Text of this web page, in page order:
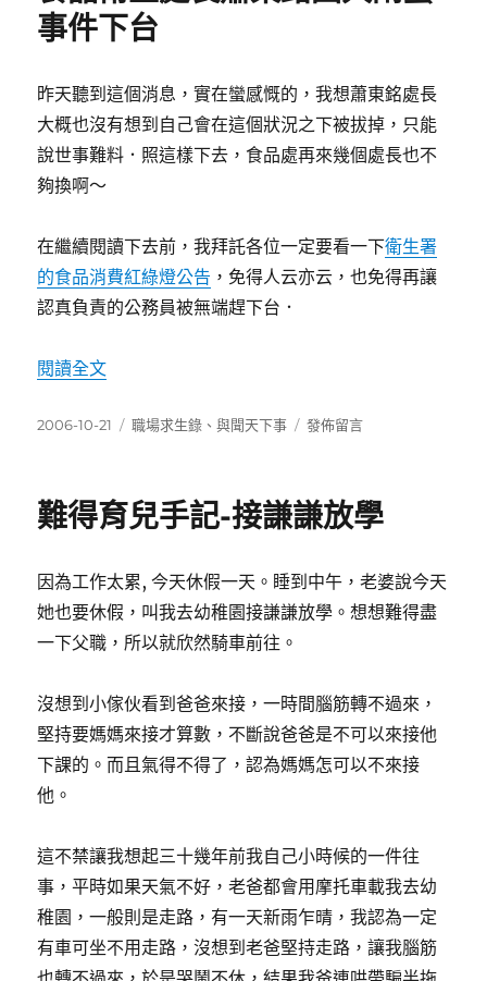
事件下台
昨天聽到這個消息，實在蠻感慨的，我想蕭東銘處長
大概也沒有想到自己會在這個狀況之下被拔掉，只能
說世事難料．照這樣下去，食品處再來幾個處長也不
夠換啊～
在繼續閱讀下去前，我拜託各位一定要看一下衛生署
的食品消費紅綠燈公告 ，免得人云亦云，也免得再讓
認真負責的公務員被無端趕下台．
閱讀全文〈食品衛生處長蕭東銘因大閘蟹事件下台〉
發
2006-10-21
分
職場求生錄 、與聞天下事
在
生
蕭
東
閘
蟹
事
件
發佈留言
難得育兒手記-接謙謙放學
因為工作太累, 今天休假一天。睡到中午，老婆說今天
她也要休假，叫我去幼稚園接謙謙放學。想想難得盡
一下父職，所以就欣然騎車前往。
沒想到小傢伙看到爸爸來接，一時間腦筋轉不過來，
堅持要媽媽來接才算數，不斷說爸爸是不可以來接他
下課的。而且氣得不得了，認為媽媽怎可以不來接
他。
這不禁讓我想起三十幾年前我自己小時候的一件往
事，平時如果天氣不好，老爸都會用摩托車載我去幼
稚園，一般則是走路，有一天新雨乍晴，我認為一定
有車可坐不用走路，沒想到老爸堅持走路，讓我腦筋